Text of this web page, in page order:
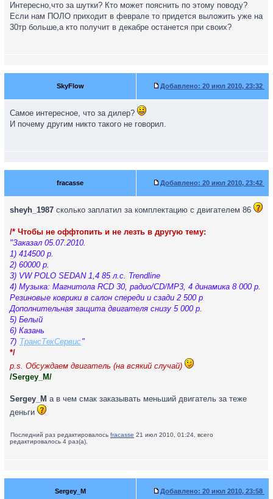
Интересно,что за шутки? Кто может пояснить по этому поводу?
Если нам ПОЛО приходит в феврале то придется выложить уже на
30тр больше,а кто получит в декабре останется при своих?
SkyFlow Добавлено: 20 июл 2010, 23:32
Самое интересное, что за дилер?
И почему другим никто такого не говорил.
fracasse Добавлено: 20 июл 2010, 23:42
sheyh_1987 сколько заплатил за комплектацию с двигателем 86
/* Чтобы не оффтопить и не лезть в другую тему:
"Заказал 05.07.2010.
1) 414500 р.
2) 60000 р.
3) VW POLO SEDAN 1,4 85 л.с. Trendline
4) Музыка: Магнитола RCD 30, радио/CD/MP3, 4 динамика 8 000 р.
Резиновые коврики в салон спереди и сзади 2 500 р
Дополнительная защита двигателя снизу 5 000 р.
5) Белый
6) Казань
7) ТрансТехСервис"
*/
p.s. Обсуждаем двигатель (на всякий случай)
/Sergey_M/
Sergey_M а в чем смак заказывать меньший двигатель за теже
деньги
Последний раз редактировалось fracasse 21 июл 2010, 01:24, всего
редактировалось 4 раз(а).
Sergey_M Добавлено: 20 июл 2010, 23:58